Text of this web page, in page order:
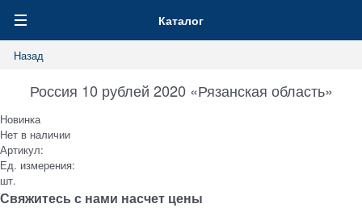
Каталог
Назад
Россия 10 рублей 2020 «Рязанская область»
Новинка
Нет в наличии
Артикул:
Ед. измерения:
шт.
Свяжитесь с нами насчет цены